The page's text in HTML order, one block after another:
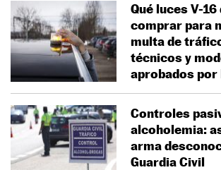
Qué luces V-16
comprar para
multa de
técnicos y
aprobados por
Controles
alcoholemia:
arma
Guardia Civil